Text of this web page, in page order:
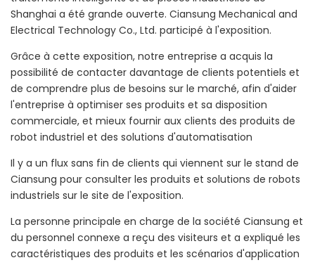
Shanghai a été grande ouverte. Ciansung Mechanical and
Electrical Technology Co., Ltd. participé à l'exposition.
Grâce à cette exposition, notre entreprise a acquis la
possibilité de contacter davantage de clients potentiels et
de comprendre plus de besoins sur le marché, afin d'aider
l'entreprise à optimiser ses produits et sa disposition
commerciale, et mieux fournir aux clients des produits de
robot industriel et des solutions d'automatisation
Il y a un flux sans fin de clients qui viennent sur le stand de
Ciansung pour consulter les produits et solutions de robots
industriels sur le site de l'exposition.
La personne principale en charge de la société Ciansung et
du personnel connexe a reçu des visiteurs et a expliqué les
caractéristiques des produits et les scénarios d'application